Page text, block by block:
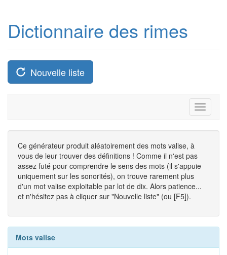
Dictionnaire des rimes
Nouvelle liste
Toggle
Ce générateur produit aléatoirement des mots valise, à
vous de leur trouver des définitions ! Comme il n'est pas
assez futé pour comprendre le sens des mots (il s'appuie
uniquement sur les sonorités), on trouve rarement plus
d'un mot valise exploitable par lot de dix. Alors patience...
et n'hésitez pas à cliquer sur "Nouvelle liste" (ou [F5]).
Mots valise